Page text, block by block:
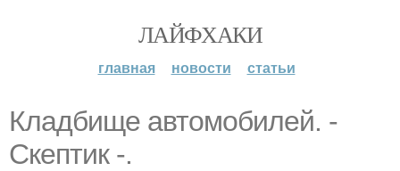
ЛАЙФХАКИ
главная новости статьи
Клaдбище автомобилeй. -
Скептик -.